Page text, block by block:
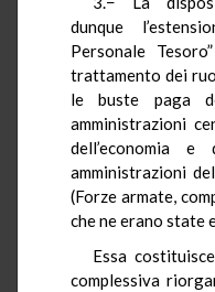
dunque
Personale
trattamento dei
le buste paga
amministrazioni
dell’economia
amministrazioni
(Forze armate,
che ne erano state
Essa
complessiva